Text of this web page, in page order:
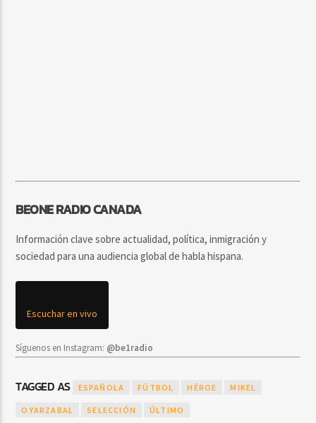
BEONE RADIO CANADA
Información clave sobre actualidad, política, inmigración y
sociedad para una audiencia global de habla hispana.
Escuchar en vivo
Síguenos en Instagram: @be1radio
TAGGED AS ESPAÑOLA FÚTBOL HÉROE MIKEL
OYARZABAL SELECCIÓN ÚLTIMO